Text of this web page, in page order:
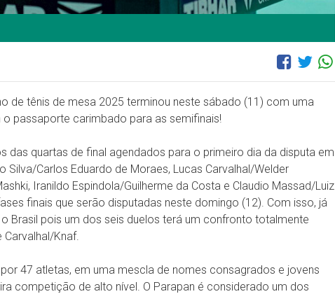
de tênis de mesa 2025 terminou neste sábado (11) com uma
passaporte carimbado para as semifinais!
das quartas de final agendados para o primeiro dia da disputa em
Carlos Eduardo de Moraes, Lucas Carvalhal/Welder
Iranildo Espindola/Guilherme da Costa e Claudio Massad/Luiz
finais que serão disputadas neste domingo (12). Com isso, já
Brasil pois um dos seis duelos terá um confronto totalmente
Knaf.
47 atletas, em uma mescla de nomes consagrados e jovens
competição de alto nível. O Parapan é considerado um dos